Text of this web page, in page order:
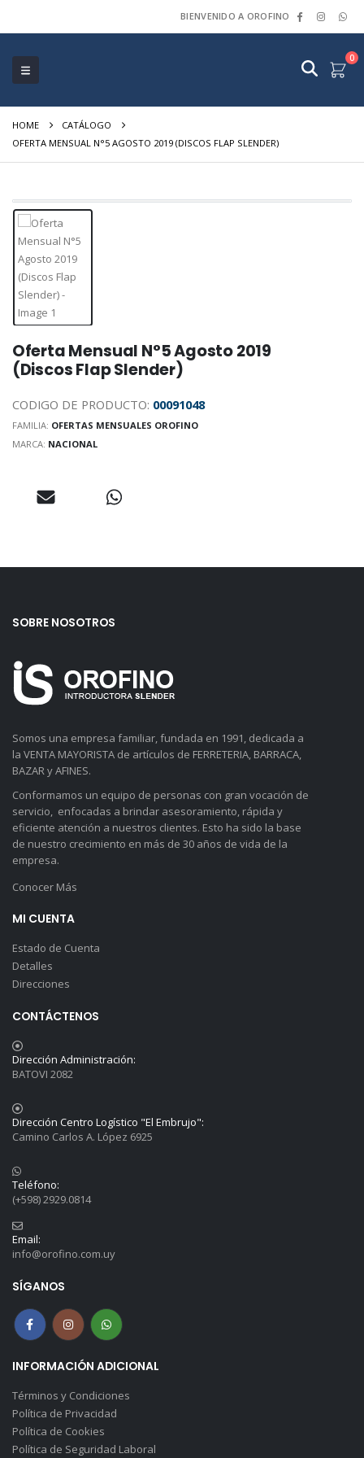
BIENVENIDO A OROFINO
0
HOME
CATÁLOGO
OFERTA MENSUAL N°5 AGOSTO 2019 (DISCOS FLAP SLENDER)
Oferta Mensual N°5 Agosto 2019
(Discos Flap Slender)
CODIGO DE PRODUCTO: 00091048
FAMILIA: OFERTAS MENSUALES OROFINO
MARCA: NACIONAL
SOBRE NOSOTROS
Somos una empresa familiar, fundada en 1991, dedicada a
la VENTA MAYORISTA de artículos de FERRETERIA, BARRACA,
BAZAR y AFINES.
Conformamos un equipo de personas con gran vocación de
servicio, enfocadas a brindar asesoramiento, rápida y
eficiente atención a nuestros clientes. Esto ha sido la base
de nuestro crecimiento en más de 30 años de vida de la
empresa.
Conocer Más
MI CUENTA
Estado de Cuenta
Detalles
Direcciones
CONTÁCTENOS
Dirección Administración:
BATOVI 2082
Dirección Centro Logístico "El Embrujo":
Camino Carlos A. López 6925
Teléfono:
(+598) 2929.0814
Email:
info@orofino.com.uy
SÍGANOS
INFORMACIÓN ADICIONAL
Términos y Condiciones
Política de Privacidad
Política de Cookies
Política de Seguridad Laboral